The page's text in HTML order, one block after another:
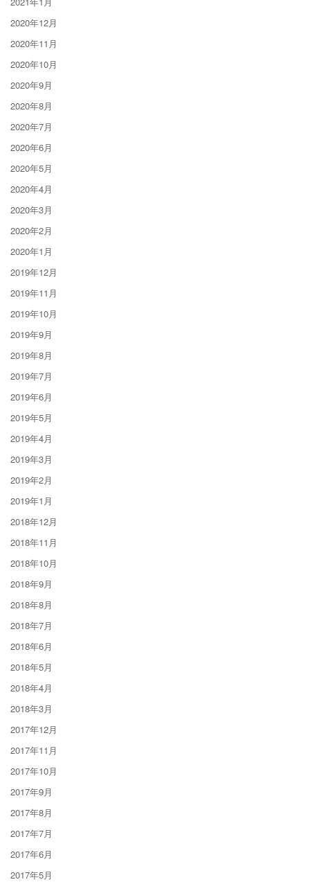
2020年12月
2020年11月
2020年10月
2020年9月
2020年8月
2020年7月
2020年6月
2020年5月
2020年4月
2020年3月
2020年2月
2020年1月
2019年12月
2019年11月
2019年10月
2019年9月
2019年8月
2019年7月
2019年6月
2019年5月
2019年4月
2019年3月
2019年2月
2019年1月
2018年12月
2018年11月
2018年10月
2018年9月
2018年8月
2018年7月
2018年6月
2018年5月
2018年4月
2018年3月
2017年12月
2017年11月
2017年10月
2017年9月
2017年8月
2017年7月
2017年6月
2017年5月